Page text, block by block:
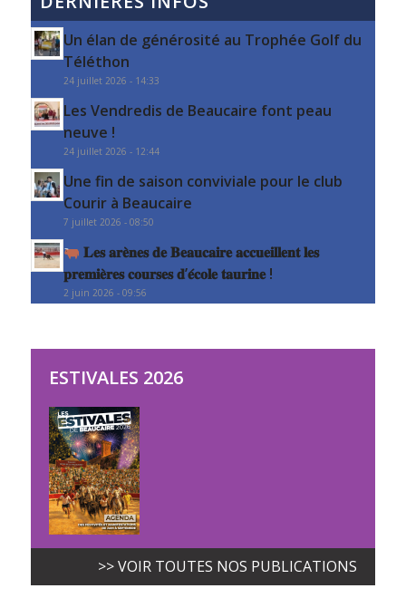
Un élan de générosité au Trophée Golf du
Téléthon
24 juillet 2026 - 14:33
Les Vendredis de Beaucaire font peau
neuve !
24 juillet 2026 - 12:44
Une fin de saison conviviale pour le club
Courir à Beaucaire
7 juillet 2026 - 08:50
𝐋𝐞𝐬 𝐚𝐫𝐞̀𝐧𝐞𝐬 𝐝𝐞 𝐁𝐞𝐚𝐮𝐜𝐚𝐢𝐫𝐞 𝐚𝐜𝐜𝐮𝐞𝐢𝐥𝐥𝐞𝐧𝐭 𝐥𝐞𝐬
𝐩𝐫𝐞𝐦𝐢𝐞̀𝐫𝐞𝐬 𝐜𝐨𝐮𝐫𝐬𝐞𝐬 𝐝’𝐞́𝐜𝐨𝐥𝐞 𝐭𝐚𝐮𝐫𝐢𝐧𝐞 !
2 juin 2026 - 09:56
ESTIVALES 2026
>> VOIR TOUTES NOS PUBLICATIONS